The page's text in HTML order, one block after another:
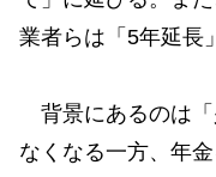
業者らは「5年延長
背景にあるのは「
なくなる一方、年